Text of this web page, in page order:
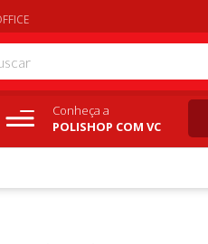
Conheça a
POLISHOP COM VC